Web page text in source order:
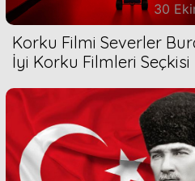
30
Korku Filmi Severler
İyi Korku Filmleri Seçkisi